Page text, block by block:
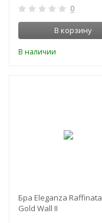
0
В корзину
В наличии
Бра Eleganza Raffinata
Gold Wall II